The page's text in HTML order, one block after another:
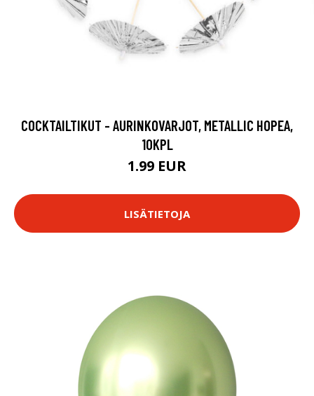
COCKTAILTIKUT - AURINKOVARJOT, METALLIC HOPEA,
10KPL
1.99 EUR
LISÄTIETOJA